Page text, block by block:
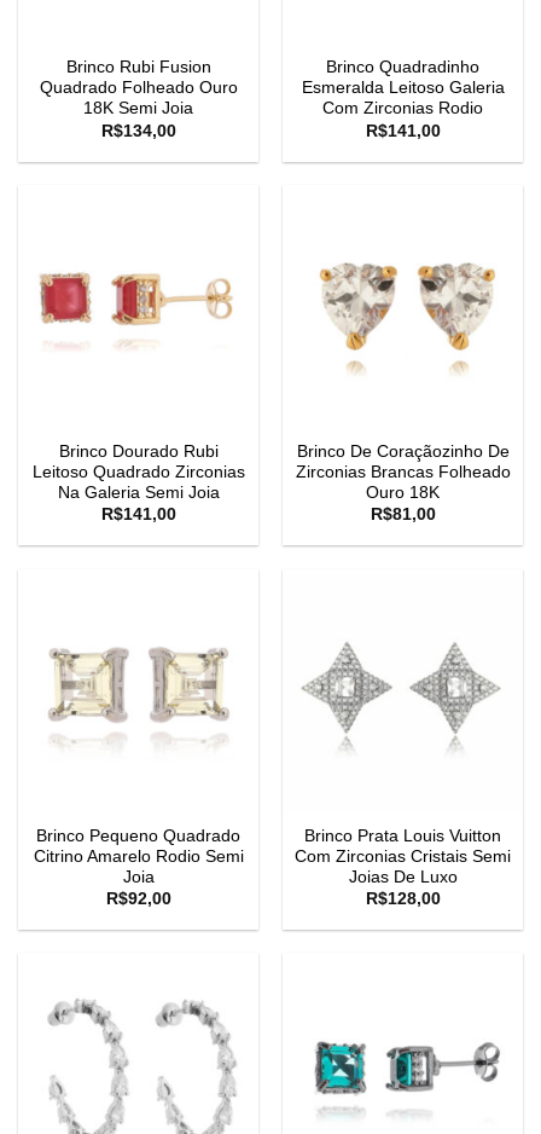
Brinco Rubi Fusion
Quadrado Folheado Ouro
18K Semi Joia
R$134,00
Brinco Quadradinho
Esmeralda Leitoso Galeria
Com Zirconias Rodio
R$141,00
Brinco Dourado Rubi
Leitoso Quadrado Zirconias
Na Galeria Semi Joia
R$141,00
Brinco De Coraçãozinho De
Zirconias Brancas Folheado
Ouro 18K
R$81,00
Brinco Pequeno Quadrado
Citrino Amarelo Rodio Semi
Joia
R$92,00
Brinco Prata Louis Vuitton
Com Zirconias Cristais Semi
Joias De Luxo
R$128,00